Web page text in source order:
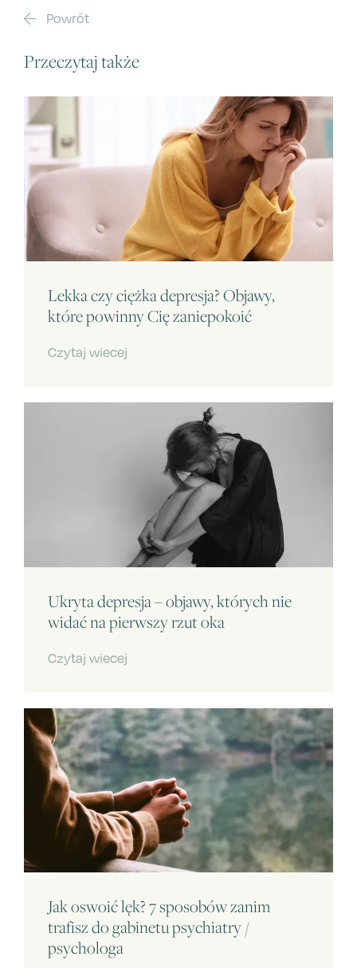
Powrót
Przeczytaj także
Lekka czy ciężka depresja? Objawy,
które powinny Cię zaniepokoić
Czytaj wiecej
Ukryta depresja – objawy, których nie
widać na pierwszy rzut oka
Czytaj wiecej
Jak oswoić lęk? 7 sposobów zanim
trafisz do gabinetu psychiatry /
psychologa